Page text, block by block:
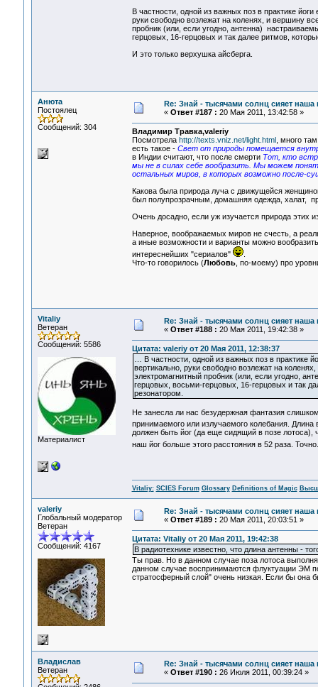
В частности, одной из важных поз в практике
руки свободно возлежат на коленях, и вершину
пробник (или, если угодно, антенна)
герцовых, 16-герцовых и так далее ритмов,
И это только верхушка айсберга.
Анюта
Постоялец
Сообщений: 304
Re: Знай - тысячами солнц сияет наша
« Ответ #187 : 20 Мая 2011, 13:42:58 »
Владимир Травка,valeriy
Посмотрела http://texts.vniz.net/light.html
, много
есть такое - Свет от природы помещается
в Индии считают, что после смерти Тот, кто
мы не в силах себе вообразить. Мы можем
остальных миров, в которых возможно после-
Какова была природа луча с движущейся
был полупрозрачным, домашняя одежда, халат,
Очень досадно, если уж изучается природа этих
Наверное, воображаемых миров не счесть, а
а иные возможности и варианты можно
интереснейших "сериалов"
.
Что-то говорилось (Любовь, по-моему) про
Vitaliy
Ветеран
Сообщений: 5586
Материалист
Re: Знай - тысячами солнц сияет наша
« Ответ #188 : 20 Мая 2011, 19:42:38 »
Цитата: valeriy от 20 Мая 2011, 12:38:37
… В частности, одной из важных поз в практике
вертикально, руки свободно возлежат на
электромагнитный пробник (или, если угодно,
герцовых, восьми-герцовых, 16-герцовых и так
резонатором.
Не занесла ли нас безудержная фантазия
принимаемого или излучаемого колебания. Длина
должен быть йог (да еще сидящий в позе
наш йог больше этого расстояния в 52 раза.
Vitaliy: SCIES Forum Glossary Definitions of Magic
valeriy
Глобальный модератор
Ветеран
Сообщений: 4167
Re: Знай - тысячами солнц сияет наша
« Ответ #189 : 20 Мая 2011, 20:03:51 »
Цитата: Vitaliy от 20 Мая 2011, 19:42:38
В радиотехнике известно, что длина антенны -
Ты прав. Но в данном случае поза лотоса
данном случае воспринимаются флуктуации ЭМ
стратосферный слой" очень низкая. Если бы она
Владислав
Ветеран
Re: Знай - тысячами солнц сияет наша
« Ответ #190 : 26 Июля 2011, 00:39:24 »